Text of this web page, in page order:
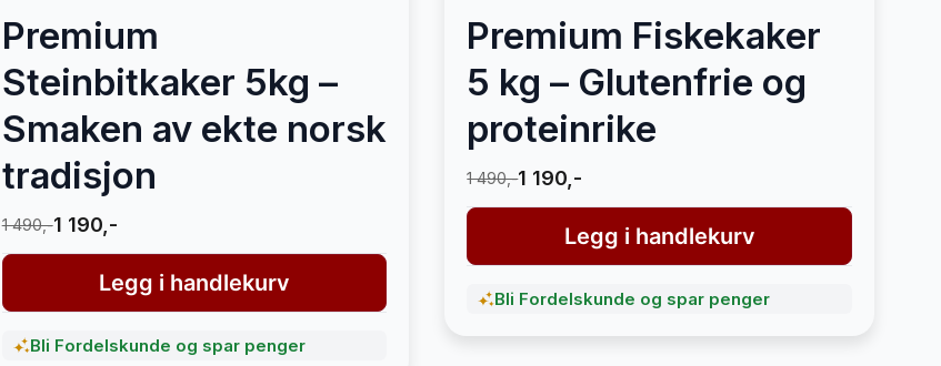
Premium
Steinbitkaker 5kg –
Smaken av ekte norsk
tradisjon
1 490,-1 190,-
Legg i handlekurv
Bli Fordelskunde og spar penger
Premium Fiskekaker
5 kg – Glutenfrie og
proteinrike
1 490,-1 190,-
Legg i handlekurv
Bli Fordelskunde og spar penger